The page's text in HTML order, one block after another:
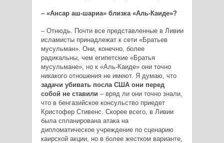
– «Ансар аш-шариа» близка «Аль-Каиде»?
– Отнюдь. Почти все представленные в Ливии
исламисты принадлежат к сети «Братьев
мусульман». Они, конечно, более
радикальны, чем египетские «Братья
мусульмане», но к «Аль-Каиде» они точно
никакого отношения не имеют. Я думаю, что
задачи убивать посла США они перед
собой не ставили – вряд ли они точно знали,
что в бенгазийское консульство приедет
Кристофер Стивенс. Скорее всего, в Ливии
была спланирована атака на
дипломатическое учреждение по сценарию
каирской акции, но в более жестком варианте,